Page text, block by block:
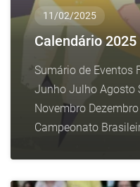
11/02/2025
Calendário
Sumário de Eventos
Junho Julho Agosto
Novembro Dezembro
Campeonato